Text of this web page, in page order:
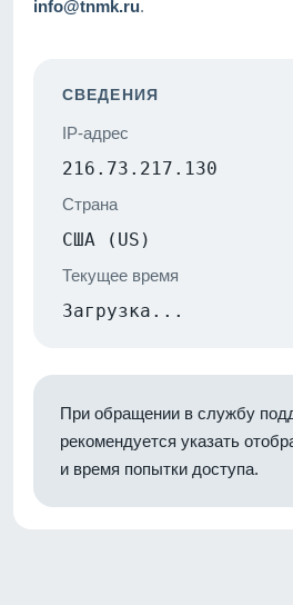
info@tnmk.ru.
СВЕДЕНИЯ
IP-адрес
216.73.217.130
Страна
США (US)
Текущее время
Загрузка...
При обращении в службу
рекомендуется указать
и время попытки доступа.